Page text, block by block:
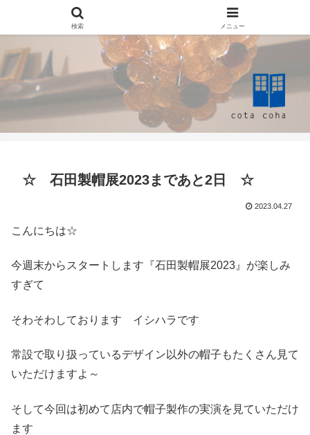
☆ 石田製帽展2023まであと2日 ☆
2023.04.27
こんにちは☆
今週末からスタートします『石田製帽展2023』が楽しみ
すぎて
そわそわしております イシハラです
常設で取り扱っているデザイン以外の帽子もたくさん見て
いただけますよ～
そして今回は初めて店内で帽子製作の実演を見ていただけ
ます
検索 メニュー